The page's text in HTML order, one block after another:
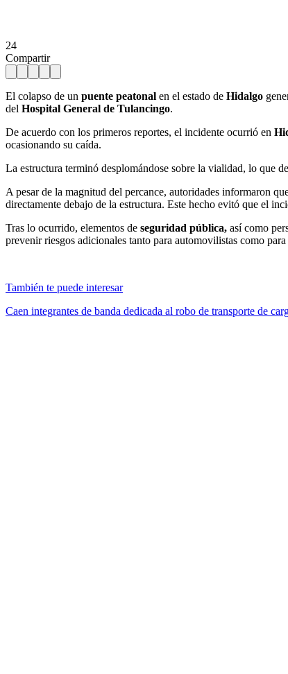
24
Compartir
El colapso de un puente peatonal en el estado de Hidalgo
del Hospital General de Tulancingo.
De acuerdo con los primeros reportes, el incidente ocurrió en
ocasionando su caída.
La estructura terminó desplomándose sobre la vialidad, lo que
A pesar de la magnitud del percance, autoridades informaron
directamente debajo de la estructura. Este hecho evitó que el
Tras lo ocurrido, elementos de seguridad pública, así como
prevenir riesgos adicionales tanto para automovilistas como para
También te puede interesar
Caen integrantes de banda dedicada al robo de transporte de